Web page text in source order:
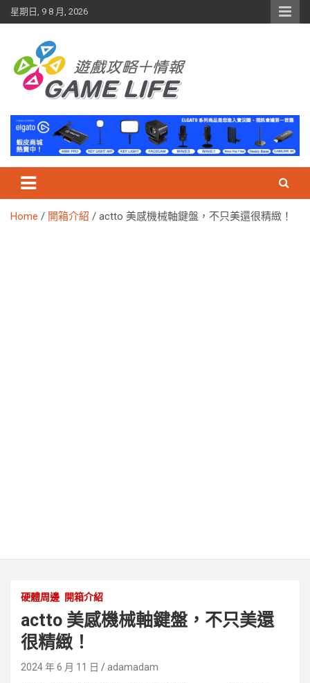
Skip
to
星期日, 9 8 月, 2026
Home 開箱介紹 actto 美感機械軸鍵盤，不只美還很精緻！
硬體周邊 開箱介紹
actto 美感機械軸鍵盤，不只美還
很精緻！
2024 年 6 月 11 日 adamadam